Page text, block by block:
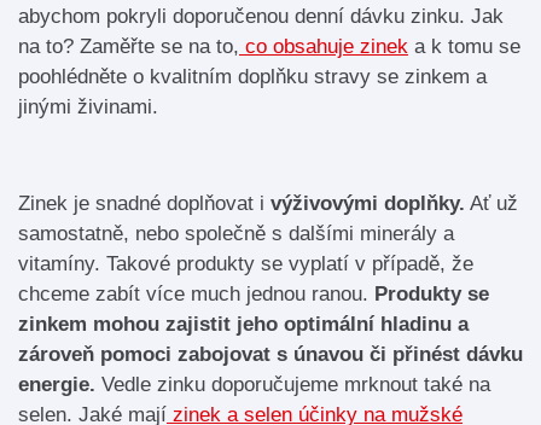
abychom pokryli doporučenou denní dávku zinku. Jak
na to? Zaměřte se na to, co obsahuje zinek a k tomu se
poohlédněte o kvalitním doplňku stravy se zinkem a
jinými živinami.
Zinek je snadné doplňovat i výživovými doplňky. Ať už
samostatně, nebo společně s dalšími minerály a
vitamíny. Takové produkty se vyplatí v případě, že
chceme zabít více much jednou ranou. Produkty se
zinkem mohou zajistit jeho optimální hladinu a
zároveň pomoci zabojovat s únavou či přinést dávku
energie. Vedle zinku doporučujeme mrknout také na
selen. Jaké mají zinek a selen účinky na mužské